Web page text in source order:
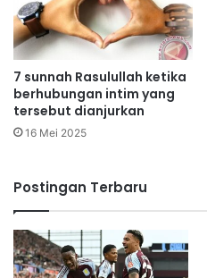
7 sunnah Rasulullah ketika
berhubungan intim yang
tersebut dianjurkan
16 Mei 2025
Postingan Terbaru